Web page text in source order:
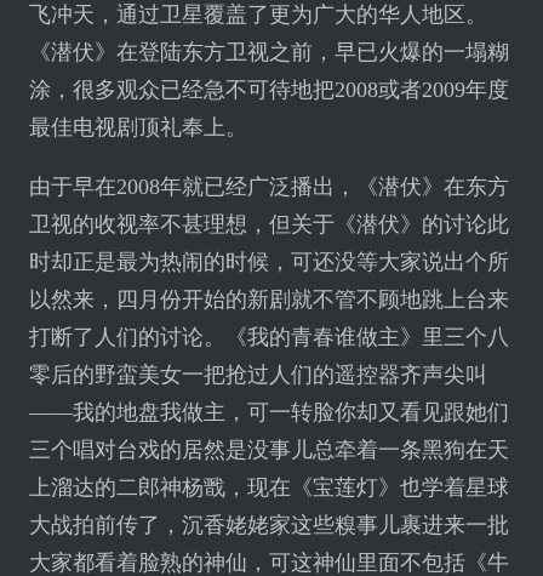
飞冲天，通过卫星覆盖了更为广大的华人地区。
《潜伏》在登陆东方卫视之前，早已火爆的一塌糊
涂，很多观众已经急不可待地把2008或者2009年度
最佳电视剧顶礼奉上。
由于早在2008年就已经广泛播出，《潜伏》在东方
卫视的收视率不甚理想，但关于《潜伏》的讨论此
时却正是最为热闹的时候，可还没等大家说出个所
以然来，四月份开始的新剧就不管不顾地跳上台来
打断了人们的讨论。《我的青春谁做主》里三个八
零后的野蛮美女一把抢过人们的遥控器齐声尖叫
——我的地盘我做主，可一转脸你却又看见跟她们
三个唱对台戏的居然是没事儿总牵着一条黑狗在天
上溜达的二郎神杨戬，现在《宝莲灯》也学着星球
大战拍前传了，沉香姥姥家这些糗事儿裹进来一批
大家都看着脸熟的神仙，可这神仙里面不包括《牛